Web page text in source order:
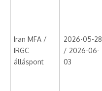
Iran MFA /
IRGC
álláspont
2026-05-28
/ 2026-06-
03